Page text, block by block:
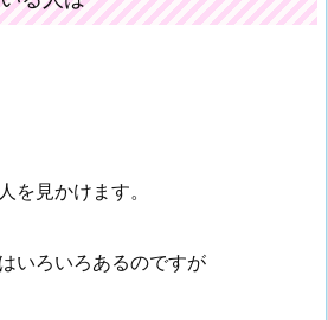
を見かけます。
いろいろあるのですが